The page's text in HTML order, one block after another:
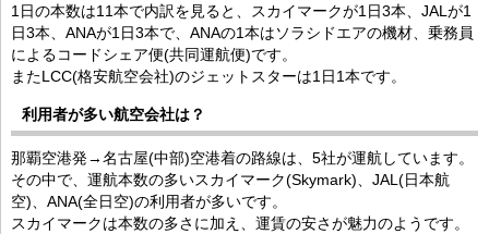
1日の本数は11本で内訳を見ると、スカイマークが1日3本、JALが1
日3本、ANAが1日3本で、ANAの1本はソラシドエアの機材、乗務員
によるコードシェア便(共同運航便)です。
またLCC(格安航空会社)のジェットスターは1日1本です。
利用者が多い航空会社は？
那覇空港発→名古屋(中部)空港着の路線は、5社が運航しています。
その中で、運航本数の多いスカイマーク(Skymark)、JAL(日本航
空)、ANA(全日空)の利用者が多いです。
スカイマークは本数の多さに加え、運賃の安さが魅力のようです。